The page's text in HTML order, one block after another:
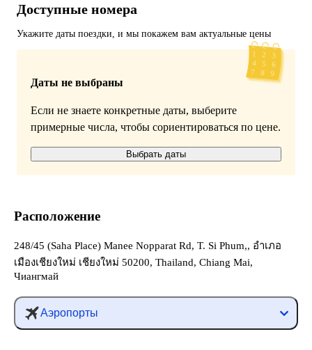
Доступные номера
Укажите даты поездки, и мы покажем вам актуальные цены
Даты не выбраны
Если не знаете конкретные даты, выберите
примерные числа, чтобы сориентироваться по цене.
Выбрать даты
Расположение
248/45 (Saha Place) Manee Nopparat Rd, T. Si Phum,, อำเภอ
เมืองเชียงใหม่ เชียงใหม่ 50200, Thailand, Chiang Mai,
Чиангмай
Аэропорты